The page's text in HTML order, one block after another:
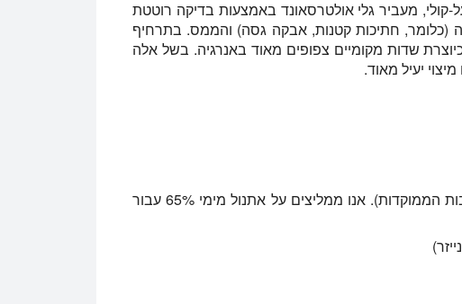
קולי, מעביר גלי אולטרסאונד באמצעות בדיקה רוטטת
(כלומר, חתיכות קטנות, אבקה גסה) והממס. בתרחיף
כיוצרת שדות מקומיים צפופים מאוד באנרגיה. בשל אלה
ממס (אלכוהול או מים, על בסיס התרכובות הממוקדות). אנו ממליצים על אתנול מימי 65% עבור